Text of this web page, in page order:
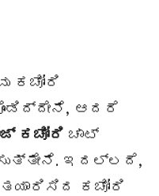
ಕಚೋರಿ
ಆದರೆ
ಕಚೋರಿ ಚಾಟ್
ಇದಲ್ಲದೆ,
ತಯಾರಿಸಿದ ಕಚೋರಿ